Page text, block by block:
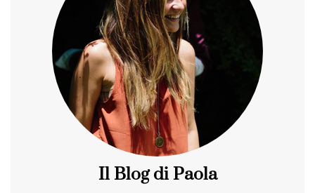
Il Blog di Paola